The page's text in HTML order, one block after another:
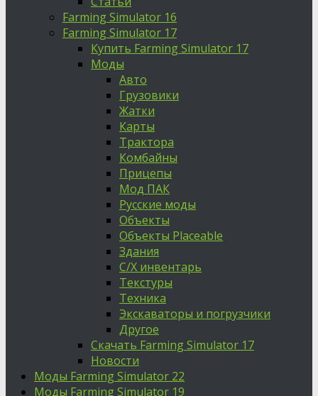
Farming Simulator 16
Farming Simulator 17
Купить Farming Simulator 17
Моды
Авто
Грузовики
Жатки
Карты
Трактора
Комбайны
Прицепы
Мод ПАК
Русские моды
Объекты
Объекты Placeable
Здания
С/Х инвентарь
Текстуры
Техника
Экскаваторы и погрузчики
Другое
Скачать Farming Simulator 17
Новости
Моды Farming Simulator 22
Моды Farming Simulator 19